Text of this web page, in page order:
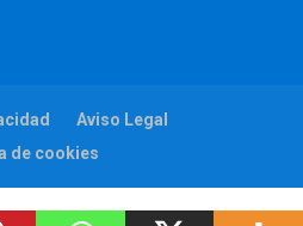
Aviso Legal
de cookies